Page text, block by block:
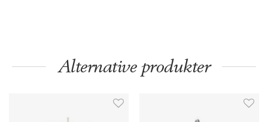
Alternative produkter